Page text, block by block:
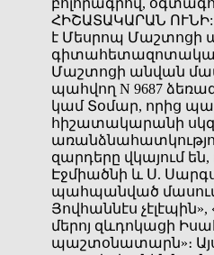
բոլորագրով,
ՀԻՇԱՏԱԿԱՐԱՆ ՈՒՆԻ:
է Մեսրոպ Մաշտոցի
Մաշտոցի անվան
պահվող N 9687
կամ Տօմար, որից
հիշատակարանի
զարդերը վկայում
Էջմիածնի և Ս.
պահպանված մասում
Յովհաննէս
մերոյ զևդոկացի
պաշտօնատարն»։